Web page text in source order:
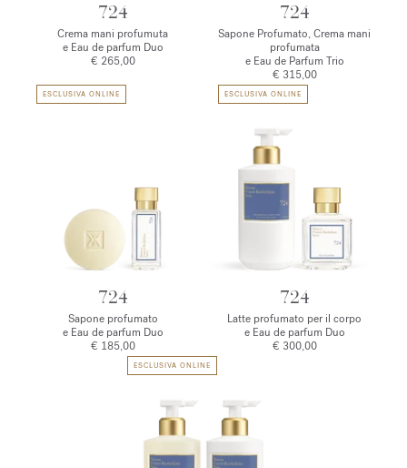
724
Crema mani profumuta
e Eau de parfum Duo
€ 265,00
724
Sapone Profumato, Crema mani
profumata
e Eau de Parfum Trio
€ 315,00
ESCLUSIVA ONLINE
724
Sapone profumato
e Eau de parfum Duo
€ 185,00
ESCLUSIVA ONLINE
724
Latte profumato per il corpo
e Eau de parfum Duo
€ 300,00
ESCLUSIVA ONLINE